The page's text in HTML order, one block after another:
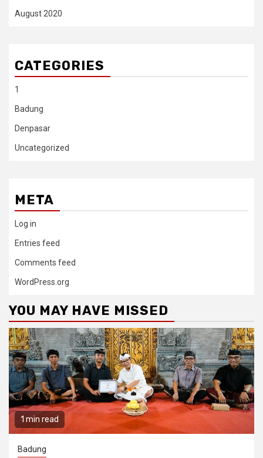
August 2020
CATEGORIES
1
Badung
Denpasar
Uncategorized
META
Log in
Entries feed
Comments feed
WordPress.org
YOU MAY HAVE MISSED
1 min read
Badung